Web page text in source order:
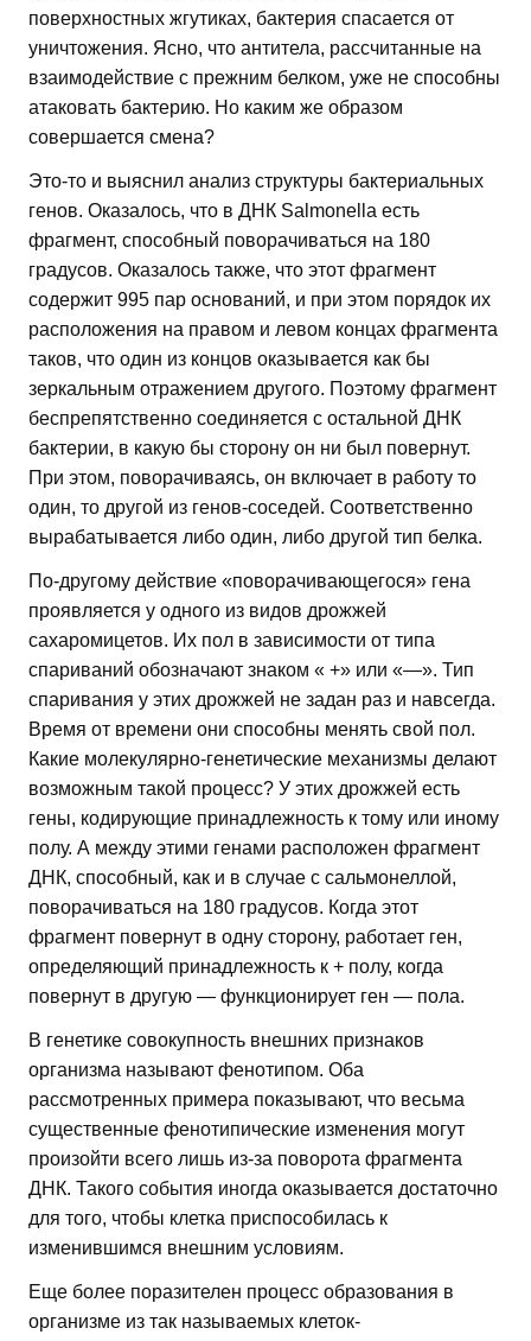
поверхностных жгутиках, бактерия спасается от
уничтожения. Ясно, что антитела, рассчитанные на
взаимодействие с прежним белком, уже не способны
атаковать бактерию. Но каким же образом
совершается смена?
Это-то и выяснил анализ структуры бактериальных
генов. Оказалось, что в ДНК Salmonella есть
фрагмент, способный поворачиваться на 180
градусов. Оказалось также, что этот фрагмент
содержит 995 пар оснований, и при этом порядок их
расположения на правом и левом концах фрагмента
таков, что один из концов оказывается как бы
зеркальным отражением другого. Поэтому фрагмент
беспрепятственно соединяется с остальной ДНК
бактерии, в какую бы сторону он ни был повернут.
При этом, поворачиваясь, он включает в работу то
один, то другой из генов-соседей. Соответственно
вырабатывается либо один, либо другой тип белка.
По-другому действие «поворачивающегося» гена
проявляется у одного из видов дрожжей
сахаромицетов. Их пол в зависимости от типа
спариваний обозначают знаком « +» или «—». Тип
спаривания у этих дрожжей не задан раз и навсегда.
Время от времени они способны менять свой пол.
Какие молекулярно-генетические механизмы делают
возможным такой процесс? У этих дрожжей есть
гены, кодирующие принадлежность к тому или иному
полу. А между этими генами расположен фрагмент
ДНК, способный, как и в случае с сальмонеллой,
поворачиваться на 180 градусов. Когда этот
фрагмент повернут в одну сторону, работает ген,
определяющий принадлежность к + полу, когда
повернут в другую — функционирует ген — пола.
В генетике совокупность внешних признаков
организма называют фенотипом. Оба
рассмотренных примера показывают, что весьма
существенные фенотипические изменения могут
произойти всего лишь из-за поворота фрагмента
ДНК. Такого события иногда оказывается достаточно
для того, чтобы клетка приспособилась к
изменившимся внешним условиям.
Еще более поразителен процесс образования в
организме из так называемых клеток-